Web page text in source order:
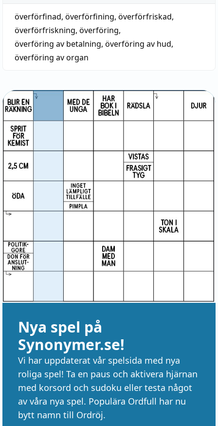
överförfinad, överförfining, överförfriskad,
överförfriskning, överföring,
överföring av betalning, överföring av hud,
överföring av organ
Nya spel på
Synonymer.se!
Vi har uppdaterat vår spelsida med nya
roliga spel! Ta en paus och aktivera hjärnan
med korsord och sudoku eller testa något
av våra nya spel. Populära Ordfull har nu
bytt namn till Ordröj.